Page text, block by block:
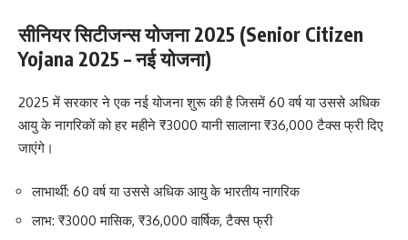
सीनियर सिटीजन्स योजना 2025 (Senior Citizen
Yojana 2025 – नई योजना)
2025 में सरकार ने एक नई योजना शुरू की है जिसमें 60 वर्ष या उससे अधिक
आयु के नागरिकों को हर महीने ₹3000 यानी सालाना ₹36,000 टैक्स फ्री दिए
जाएंगे।
लाभार्थी: 60 वर्ष या उससे अधिक आयु के भारतीय नागरिक
लाभ: ₹3000 मासिक, ₹36,000 वार्षिक, टैक्स फ्री